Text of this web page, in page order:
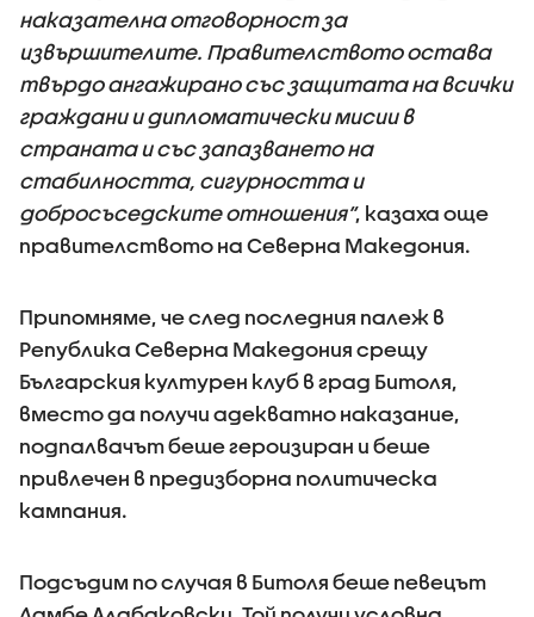
наказателна отговорност за
извършителите. Правителството остава
твърдо ангажирано със защитата на всички
граждани и дипломатически мисии в
страната и със запазването на
стабилността, сигурността и
добросъседските отношения“, казаха още
правителството на Северна Македония.
Припомняме, че след последния палеж в
Република Северна Македония срещу
Българския културен клуб в град Битоля,
вместо да получи адекватно наказание,
подпалвачът беше героизиран и беше
привлечен в предизборна политическа
кампания.
Подсъдим по случая в Битоля беше певецът